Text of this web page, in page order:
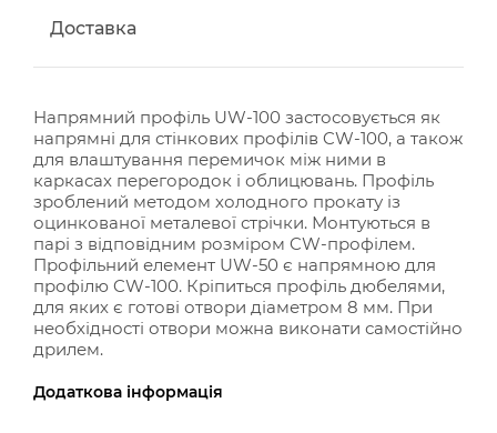
Доставка
Напрямний профіль UW-100 застосовується як
напрямні для стінкових профілів CW-100, а також
для влаштування перемичок між ними в
каркасах перегородок і облицювань. Профіль
зроблений методом холодного прокату із
оцинкованої металевої стрічки. Монтуються в
парі з відповідним розміром CW-профілем.
Профільний елемент UW-50 є напрямною для
профілю CW-100. Кріпиться профіль дюбелями,
для яких є готові отвори діаметром 8 мм. При
необхідності отвори можна виконати самостійно
дрилем.
Додаткова інформація